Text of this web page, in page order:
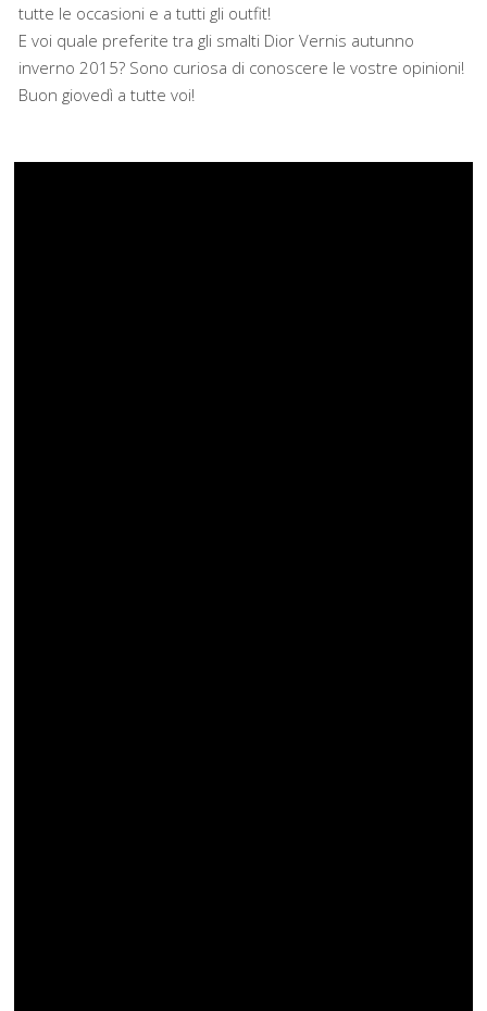
tutte le occasioni e a tutti gli outfit!
E voi quale preferite tra gli smalti Dior Vernis autunno
inverno 2015? Sono curiosa di conoscere le vostre opinioni!
Buon giovedì a tutte voi!